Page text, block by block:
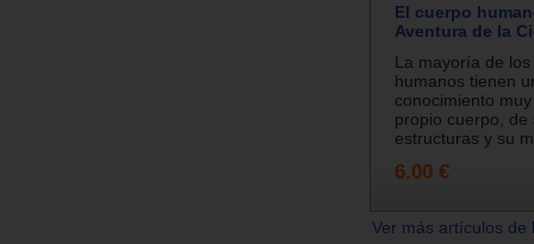
El cuerpo
Aventura de la
La mayoría de
humanos tienen
conocimiento
propio cuerpo, de
estructuras y su
6.00 €
Ver más artículos